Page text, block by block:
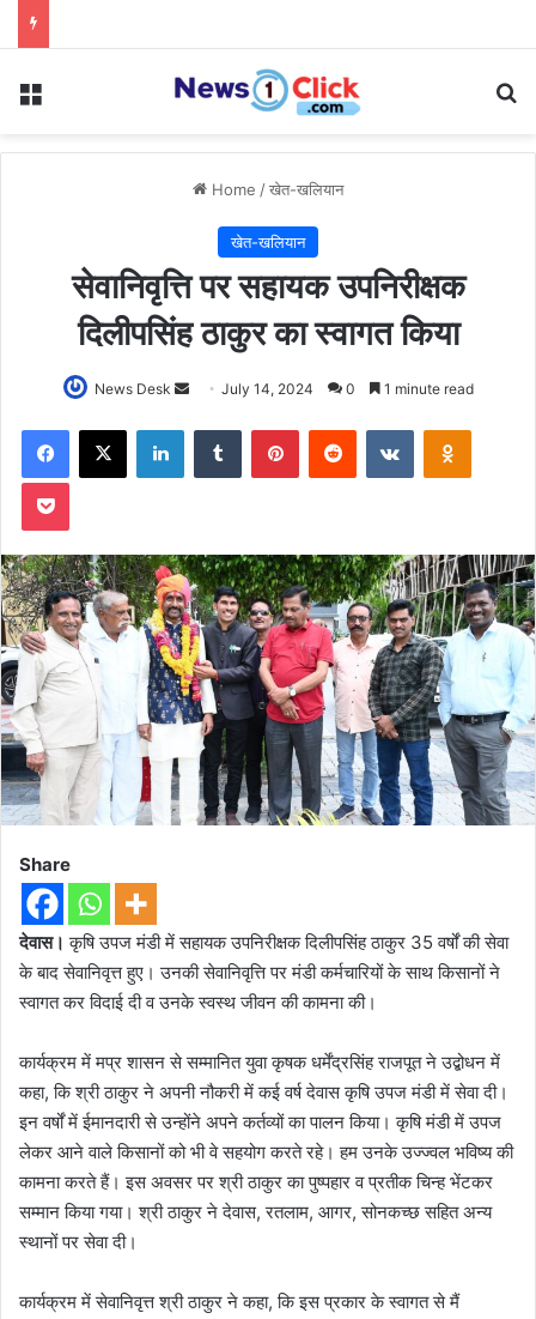
Menu
Home /खेत-खलियान
खेत-खलियान
सेवानिवृत्ति पर सहायक उपनिरीक्षक
दिलीपसिंह ठाकुर का स्वागत किया
News Desk
Send
email
July 14, 2024 0 1 minute read
Facebook
X LinkedInTumblr PinterestReddit VKontakte
Pocket
Share
देवास। कृषि उपज मंडी में सहायक उपनिरीक्षक दिलीपसिंह ठाकुर 35 वर्षों की सेवा
के बाद सेवानिवृत्त हुए। उनकी सेवानिवृत्ति पर मंडी कर्मचारियों के साथ किसानों ने
स्वागत कर विदाई दी व उनके स्वस्थ जीवन की कामना की।
कार्यक्रम में मप्र शासन से सम्मानित युवा कृषक धर्मेंद्रसिंह राजपूत ने उद्बोधन में
कहा, कि श्री ठाकुर ने अपनी नौकरी में कई वर्ष देवास कृषि उपज मंडी में सेवा दी।
इन वर्षों में ईमानदारी से उन्होंने अपने कर्तव्यों का पालन किया। कृषि मंडी में उपज
लेकर आने वाले किसानों को भी वे सहयोग करते रहे। हम उनके उज्ज्वल भविष्य की
कामना करते हैं। इस अवसर पर श्री ठाकुर का पुष्पहार व प्रतीक चिन्ह भेंटकर
सम्मान किया गया। श्री ठाकुर ने देवास, रतलाम, आगर, सोनकच्छ सहित अन्य
स्थानों पर सेवा दी।
कार्यक्रम में सेवानिवृत्त श्री ठाकुर ने कहा, कि इस प्रकार के स्वागत से मैं